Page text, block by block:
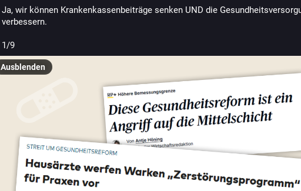
Ja, wir können Krankenkassenbeiträge senken UND die
verbessern.
1/9
Ausblenden